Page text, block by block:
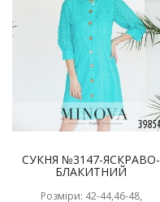
СУКНЯ №3147-ЯСКРАВО-
БЛАКИТНИЙ
Розміри: 42-44,46-48,